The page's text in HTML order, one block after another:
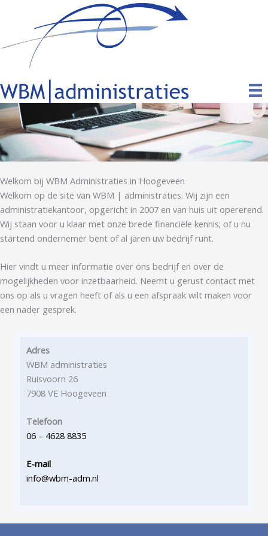
inhoud
Welkom bij WBM Administraties in Hoogeveen
Welkom op de site van WBM | administraties. Wij zijn een
administratiekantoor, opgericht in 2007 en van huis uit opererend.
Wij staan voor u klaar met onze brede financiële kennis; of u nu
startend ondernemer bent of al jaren uw bedrijf runt.
Hier vindt u meer informatie over ons bedrijf en over de
mogelijkheden voor inzetbaarheid. Neemt u gerust contact met
ons op als u vragen heeft of als u een afspraak wilt maken voor
een nader gesprek.
Adres
WBM administraties
Ruisvoorn 26
7908 VE Hoogeveen
Telefoon
06 – 4628 8835
E-mail
info@wbm-adm.nl